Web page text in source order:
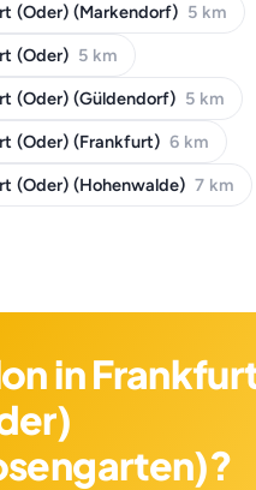
(Oder) (Markendorf) 5 km
(Oder) 5 km
(Oder) (Güldendorf) 5 km
(Oder) (Frankfurt) 6 km
(Oder) (Hohenwalde) 7 km
in